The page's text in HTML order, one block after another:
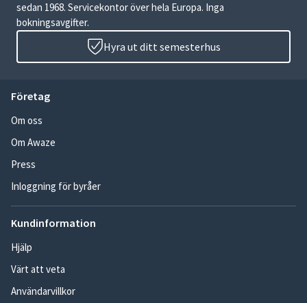
sedan 1968. Servicekontor över hela Europa. Inga
bokningsavgifter.
Hyra ut ditt semesterhus
Företag
Om oss
Om Awaze
Press
Inloggning för byråer
Kundinformation
Hjälp
Värt att veta
Användarvillkor